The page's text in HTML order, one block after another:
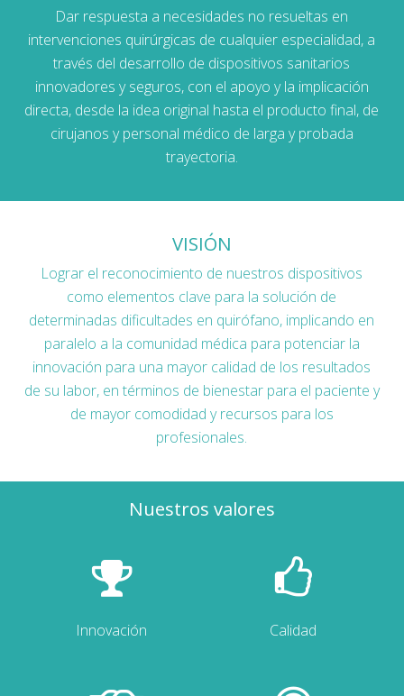
Dar respuesta a necesidades no resueltas en
intervenciones quirúrgicas de cualquier especialidad, a
través del desarrollo de dispositivos sanitarios
innovadores y seguros, con el apoyo y la implicación
directa, desde la idea original hasta el producto final, de
cirujanos y personal médico de larga y probada
trayectoria.
VISIÓN
Lograr el reconocimiento de nuestros dispositivos
como elementos clave para la solución de
determinadas dificultades en quirófano, implicando en
paralelo a la comunidad médica para potenciar la
innovación para una mayor calidad de los resultados
de su labor, en términos de bienestar para el paciente y
de mayor comodidad y recursos para los
profesionales.
Nuestros valores
Innovación Calidad